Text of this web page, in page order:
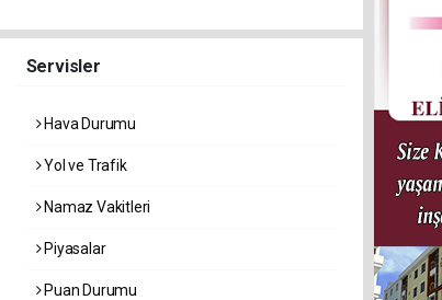
Servisler
Hava Durumu
Yol ve Trafik
Namaz Vakitleri
Piyasalar
Puan Durumu